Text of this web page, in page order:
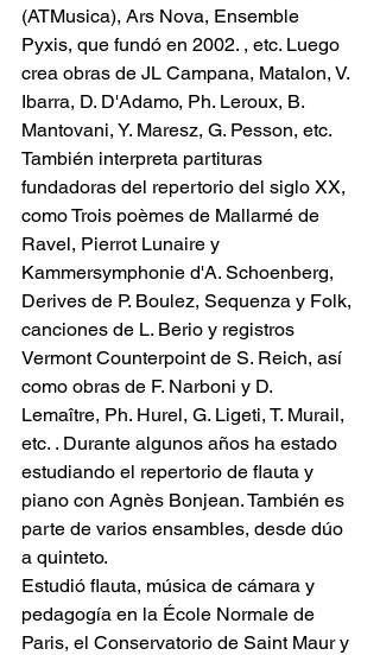
(ATMusica), Ars Nova, Ensemble
Pyxis, que fundó en 2002. , etc. Luego
crea obras de JL Campana, Matalon, V.
Ibarra, D. D'Adamo, Ph. Leroux, B.
Mantovani, Y. Maresz, G. Pesson, etc.
También interpreta partituras
fundadoras del repertorio del siglo XX,
como Trois poèmes de Mallarmé de
Ravel, Pierrot Lunaire y
Kammersymphonie d'A. Schoenberg,
Derives de P. Boulez, Sequenza y Folk,
canciones de L. Berio y registros
Vermont Counterpoint de S. Reich, así
como obras de F. Narboni y D.
Lemaître, Ph. Hurel, G. Ligeti, T. Murail,
etc. . Durante algunos años ha estado
estudiando el repertorio de flauta y
piano con Agnès Bonjean. También es
parte de varios ensambles, desde dúo
a quinteto.
Estudió flauta, música de cámara y
pedagogía en la École Normale de
Paris, el Conservatorio de Saint Maur y